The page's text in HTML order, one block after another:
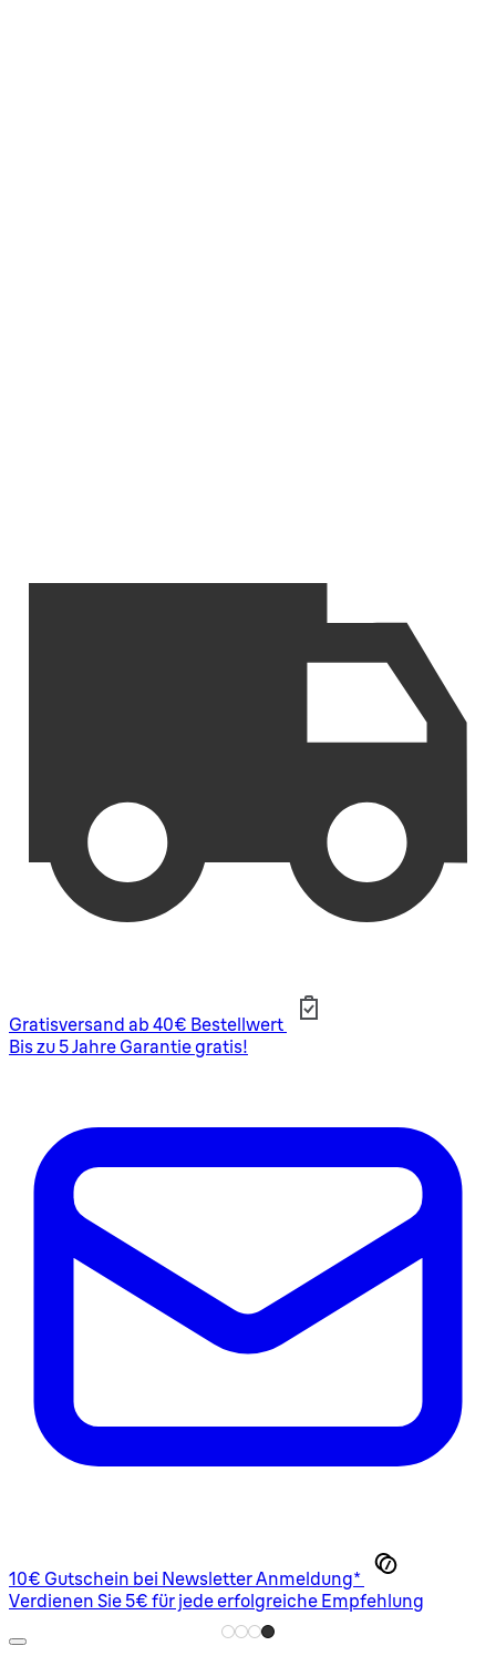
Gratisversand ab 40€ Bestellwert
Bis zu 5 Jahre Garantie gratis!
10€ Gutschein bei Newsletter Anmeldung*
Verdienen Sie 5€ für jede erfolgreiche Empfehlung